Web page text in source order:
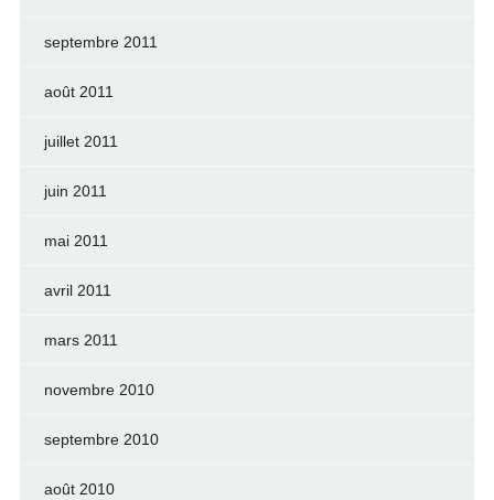
septembre 2011
août 2011
juillet 2011
juin 2011
mai 2011
avril 2011
mars 2011
novembre 2010
septembre 2010
août 2010